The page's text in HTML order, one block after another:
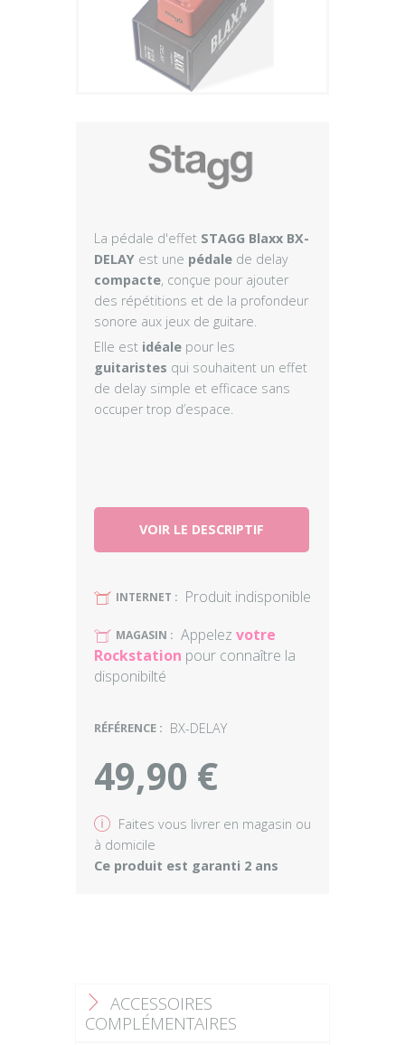
La pédale d'effet STAGG Blaxx BX-
DELAY est une pédale de delay
compacte, conçue pour ajouter
des répétitions et de la profondeur
sonore aux jeux de guitare.
Elle est idéale pour les
guitaristes qui souhaitent un effet
de delay simple et efficace sans
occuper trop d’espace.
VOIR LE DESCRIPTIF
U INTERNET : Produit indisponible
U MAGASIN : Appelez votre
Rockstation pour connaître la
disponibilté
RÉFÉRENCE : BX-DELAY
49,90 €
v Faites vous livrer en magasin ou
à domicile
Ce produit est garanti 2 ans
F ACCESSOIRES
COMPLÉMENTAIRES